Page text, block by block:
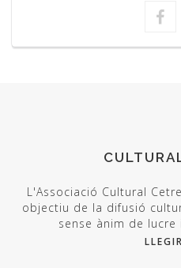
L'Associació Cultural
objectiu de la difusió
sense ànim de